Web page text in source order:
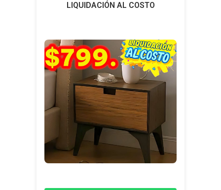
LIQUIDACIÓN AL COSTO